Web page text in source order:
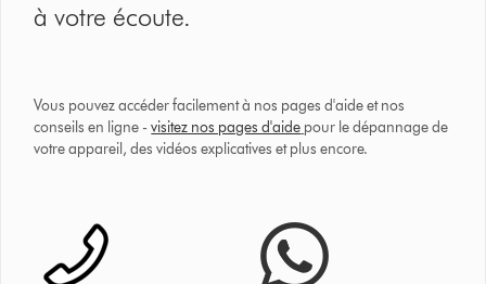
à votre écoute.
Vous pouvez accéder facilement à nos pages d'aide et nos
conseils en ligne -visitez nos pages d'aide pour le dépannage de
votre appareil, des vidéos explicatives et plus encore.